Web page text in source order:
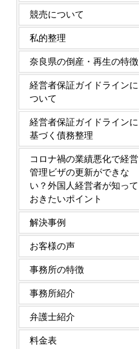
競売について
私的整理
奈良県の倒産・再生の特徴
経営者保証ガイドラインに
ついて
経営者保証ガイドラインに
基づく債務整理
コロナ禍の業績悪化で経営
管理ビザの更新ができな
い？外国人経営者が知って
おきたいポイント
解決事例
お客様の声
事務所の特徴
事務所紹介
弁護士紹介
料金表